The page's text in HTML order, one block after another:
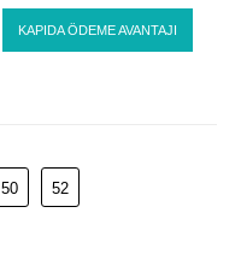
KAPIDA ÖDEME AVANTAJI
50 52